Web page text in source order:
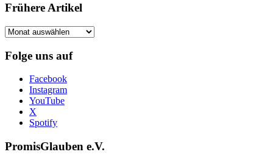
Frühere Artikel
Frühere
Folge uns auf
Facebook
Instagram
YouTube
X
Spotify
PromisGlauben e.V.